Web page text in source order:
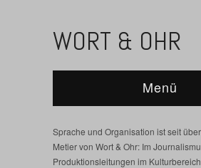
WORT & OHR
Menü
Sprache und Organisation ist seit
Metier von Wort & Ohr: Im
Produktionsleitungen im